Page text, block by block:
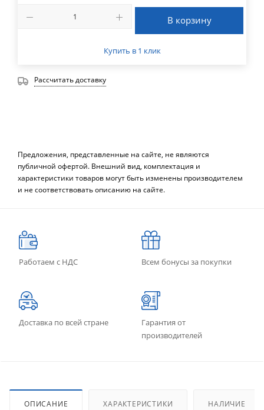
В корзину
Купить в 1 клик
Рассчитать доставку
Предложения, представленные на сайте, не являются
публичной офертой. Внешний вид, комплектация и
характеристики товаров могут быть изменены производителем
и не соответствовать описанию на сайте.
Работаем с НДС Всем бонусы за покупки
Доставка по всей стране
Гарантия от
производителей
ОПИСАНИЕ ХАРАКТЕРИСТИКИ НАЛИЧИЕ